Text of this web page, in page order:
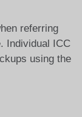
referring
Individual ICC
using the